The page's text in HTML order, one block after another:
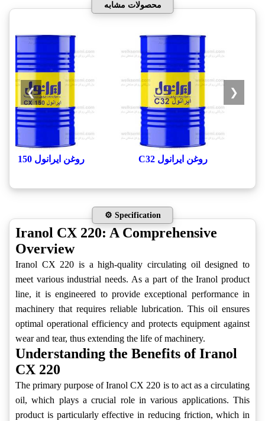
محصولات مشابه
روغن ایرانول C32 روغن ایرانول CX 150
❮
❯
⚙️ Specification
Iranol CX 220: A Comprehensive
Overview
Iranol CX 220 is a high-quality circulating oil designed to
meet various industrial needs. As a part of the Iranol product
line, it is engineered to provide exceptional performance in
machinery that requires reliable lubrication. This oil ensures
optimal operational efficiency and protects equipment against
wear and tear, thus extending the life of machinery.
Understanding the Benefits of Iranol
CX 220
The primary purpose of Iranol CX 220 is to act as a circulating
oil, which plays a crucial role in various applications. This
product is particularly effective in reducing friction, which in